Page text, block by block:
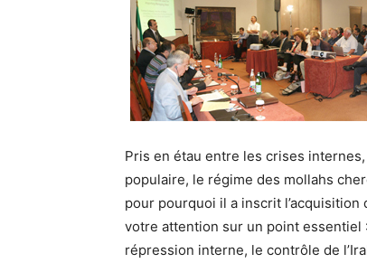
Pris en étau entre les crises
populaire, le régime des mollahs
pour pourquoi il a inscrit l’acquisition
votre attention sur un point
répression interne, le contrôle de